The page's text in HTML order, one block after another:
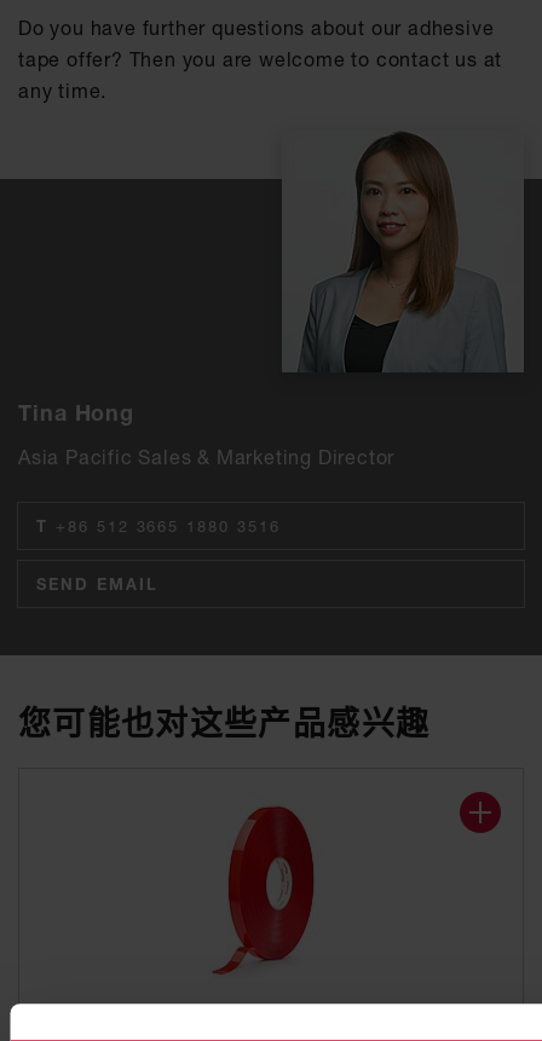
Do you have further questions about our adhesive
tape offer? Then you are welcome to contact us at
any time.
Tina Hong
Asia Pacific Sales & Marketing Director
T +86 512 3665 1880 3516
SEND EMAIL
您可能也对这些产品感兴趣